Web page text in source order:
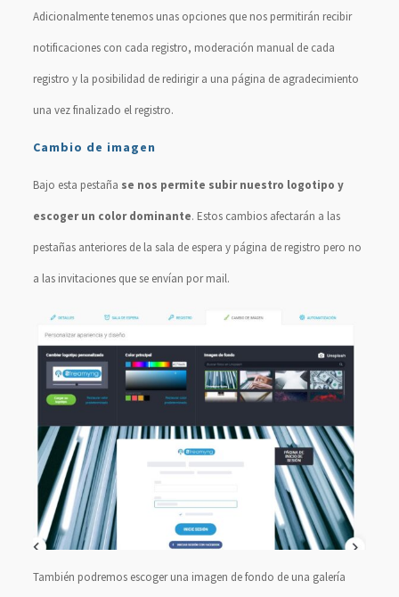
Adicionalmente tenemos unas opciones que nos permitirán recibir
notificaciones con cada registro, moderación manual de cada
registro y la posibilidad de redirigir a una página de agradecimiento
una vez finalizado el registro.
Cambio de imagen
Bajo esta pestaña se nos permite subir nuestro logotipo y
escoger un color dominante. Estos cambios afectarán a las
pestañas anteriores de la sala de espera y página de registro pero no
a las invitaciones que se envían por mail.
También podremos escoger una imagen de fondo de una galería